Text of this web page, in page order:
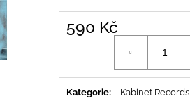
590 Kč
Kategorie: Kabinet Records
OVERMONO - PURE DEVOTION